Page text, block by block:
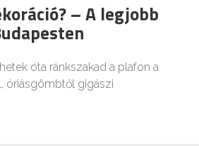
– A legjobb
óta ránkszakad a plafon a
óriásgömbtől gigászi